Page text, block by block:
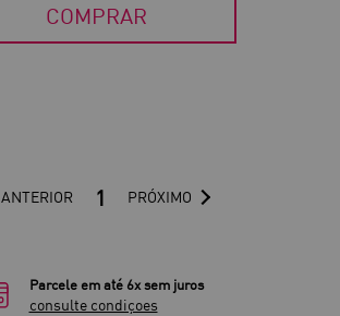
COMPRAR
ANTERIOR 1 PRÓXIMO
Parcele em até 6x sem juros
consulte condiçoes